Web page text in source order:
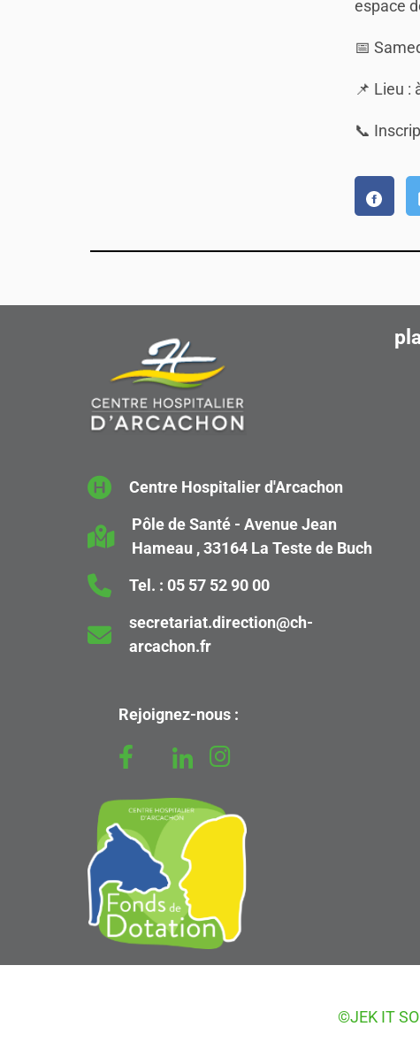
espace
📅
📌 Lieu :
📞
Centre Hospitalier d'Arcachon
Pôle de Santé - Avenue Jean
Hameau , 33164 La Teste de Buch
Tel. : 05 57 52 90 00
secretariat.direction@ch-
arcachon.fr
Rejoignez-nous :
©JEK IT